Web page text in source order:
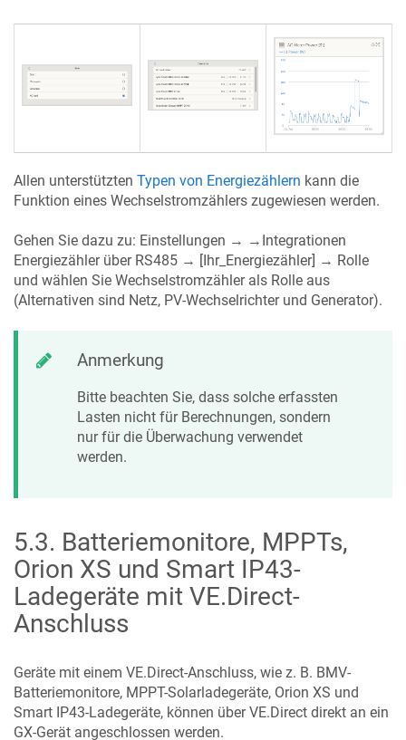
Allen unterstützten Typen von Energiezählern kann die
Funktion eines Wechselstromzählers zugewiesen werden.
Gehen Sie dazu zu: Einstellungen → →Integrationen
Energiezähler über RS485 → [Ihr_Energiezähler] → Rolle
und wählen Sie Wechselstromzähler als Rolle aus
(Alternativen sind Netz, PV-Wechselrichter und Generator).
Anmerkung
Bitte beachten Sie, dass solche erfassten
Lasten nicht für Berechnungen, sondern
nur für die Überwachung verwendet
werden.
5.3. Batteriemonitore, MPPTs,
Orion XS und Smart IP43-
Ladegeräte mit VE.Direct-
Anschluss
Geräte mit einem VE.Direct-Anschluss, wie z. B. BMV-
Batteriemonitore, MPPT-Solarladegeräte, Orion XS und
Smart IP43-Ladegeräte, können über VE.Direct direkt an ein
GX-Gerät angeschlossen werden.